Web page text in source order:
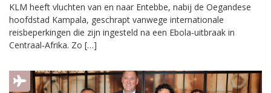
KLM heeft vluchten van en naar Entebbe, nabij de Oegandese
hoofdstad Kampala, geschrapt vanwege internationale
reisbeperkingen die zijn ingesteld na een Ebola‑uitbraak in
Centraal‑Afrika. Zo […]